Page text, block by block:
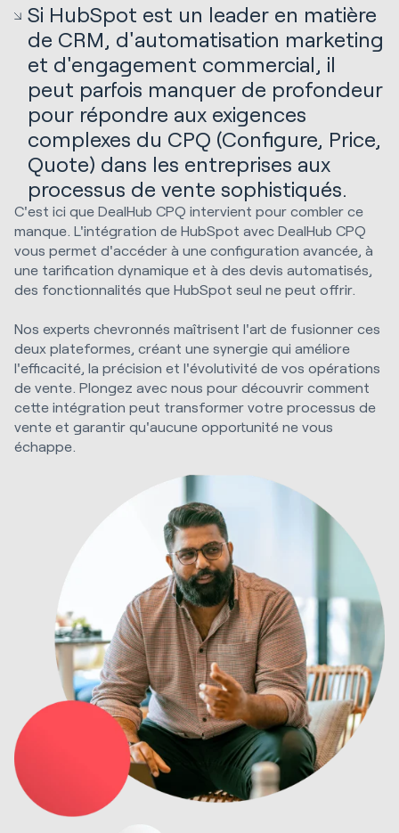
Si HubSpot est un leader en matière
de CRM, d'automatisation marketing
et d'engagement commercial, il
peut parfois manquer de profondeur
pour répondre aux exigences
complexes du CPQ (Configure, Price,
Quote) dans les entreprises aux
processus de vente sophistiqués.
C'est ici que DealHub CPQ intervient pour combler ce
manque. L'intégration de HubSpot avec DealHub CPQ
vous permet d'accéder à une configuration avancée, à
une tarification dynamique et à des devis automatisés,
des fonctionnalités que HubSpot seul ne peut offrir.
Nos experts chevronnés maîtrisent l'art de fusionner ces
deux plateformes, créant une synergie qui améliore
l'efficacité, la précision et l'évolutivité de vos opérations
de vente. Plongez avec nous pour découvrir comment
cette intégration peut transformer votre processus de
vente et garantir qu'aucune opportunité ne vous
échappe.